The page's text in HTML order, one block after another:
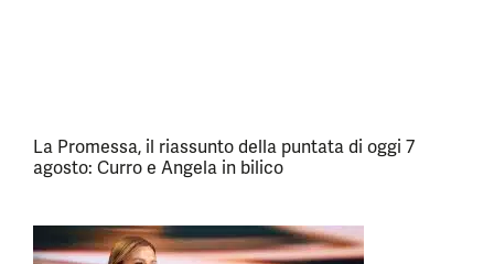
La Promessa, il riassunto della puntata di oggi 7
agosto: Curro e Angela in bilico